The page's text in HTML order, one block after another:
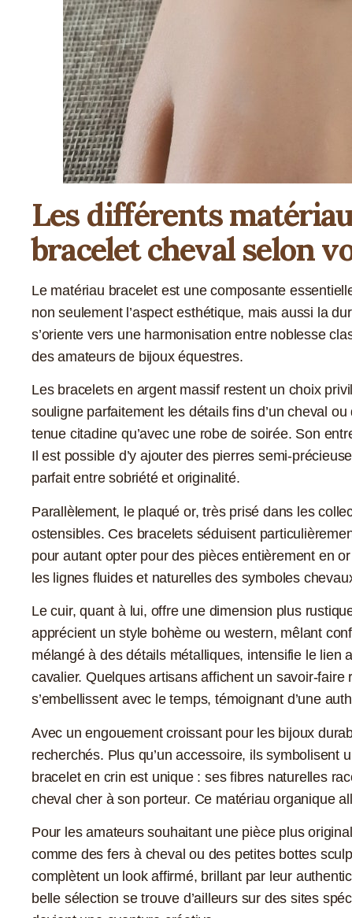
Les différents
bracelet cheval selon
Le matériau bracelet est une composante
non seulement l’aspect esthétique, mais aussi la
s’oriente vers une harmonisation entre noblesse
des amateurs de bijoux équestres.
Les bracelets en argent massif restent un choix
souligne parfaitement les détails fins d’un cheval
tenue citadine qu’avec une robe de soirée. Son
Il est possible d’y ajouter des pierres semi-
parfait entre sobriété et originalité.
Parallèlement, le plaqué or, très prisé dans les
ostensibles. Ces bracelets séduisent
pour autant opter pour des pièces entièrement en
les lignes fluides et naturelles des symboles
Le cuir, quant à lui, offre une dimension plus
apprécient un style bohème ou western, mêlant
mélangé à des détails métalliques, intensifie le lien
cavalier. Quelques artisans affichent un savoir-
s’embellissent avec le temps, témoignant d’une
Avec un engouement croissant pour les bijoux
recherchés. Plus qu’un accessoire, ils symbolisent
bracelet en crin est unique : ses fibres naturelles
cheval cher à son porteur. Ce matériau organique
Pour les amateurs souhaitant une pièce plus
comme des fers à cheval ou des petites bottes
complètent un look affirmé, brillant par leur
belle sélection se trouve d’ailleurs sur des sites